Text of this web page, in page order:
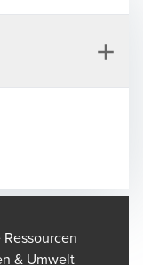
& Umwelt